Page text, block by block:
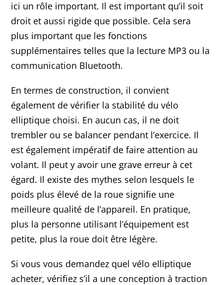
ici un rôle important. Il est important qu’il soit
droit et aussi rigide que possible. Cela sera
plus important que les fonctions
supplémentaires telles que la lecture MP3 ou la
communication Bluetooth.
En termes de construction, il convient
également de vérifier la stabilité du vélo
elliptique choisi. En aucun cas, il ne doit
trembler ou se balancer pendant l’exercice. Il
est également impératif de faire attention au
volant. Il peut y avoir une grave erreur à cet
égard. Il existe des mythes selon lesquels le
poids plus élevé de la roue signifie une
meilleure qualité de l’appareil. En pratique,
plus la personne utilisant l’équipement est
petite, plus la roue doit être légère.
Si vous vous demandez quel vélo elliptique
acheter, vérifiez s’il a une conception à traction